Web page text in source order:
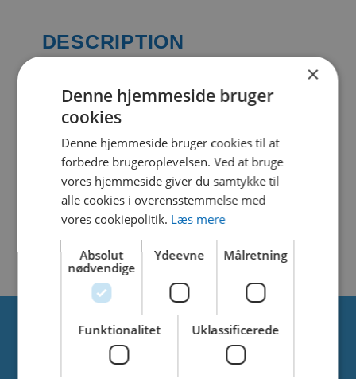
DESCRIPTION
SIMILAR DOWNLOADS
No related download found!
×
Denne hjemmeside bruger
cookies
Denne hjemmeside bruger cookies til at
forbedre brugeroplevelsen. Ved at bruge
vores hjemmeside giver du samtykke til
alle cookies i overensstemmelse med
vores cookiepolitik. Læs mere
Absolut
nødvendige
Ydeevne Målretning
Funktionalitet Uklassificerede